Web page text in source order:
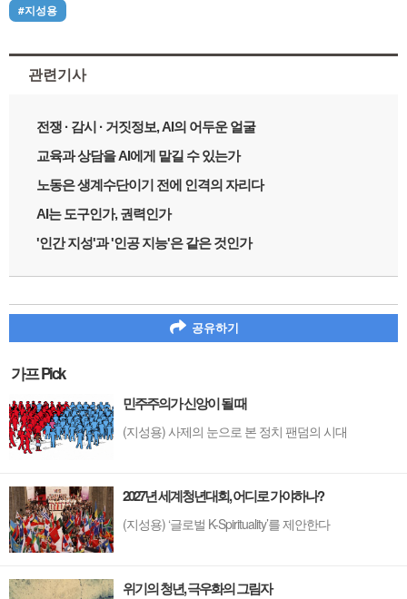
#지성용
관련기사
전쟁 · 감시 · 거짓정보, AI의 어두운 얼굴
교육과 상담을 AI에게 맡길 수 있는가
노동은 생계수단이기 전에 인격의 자리다
AI는 도구인가, 권력인가
'인간 지성'과 '인공 지능'은 같은 것인가
공유하기
가프 Pick
민주주의가 신앙이 될 때
(지성용) 사제의 눈으로 본 정치 팬덤의 시대
2027년 세계청년대회, 어디로 가야하나?
(지성용) ‘글로벌 K-Spirituality’를 제안한다
위기의 청년, 극우화의 그림자